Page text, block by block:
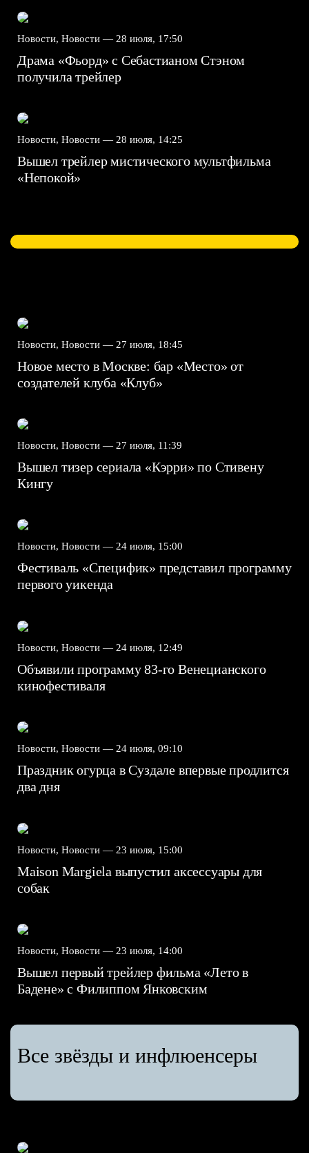
Новости, Новости — 28 июля, 17:50
Драма «Фьорд» с Себастианом Стэном
получила трейлер
Новости, Новости — 28 июля, 14:25
Вышел трейлер мистического мультфильма
«Непокой»
Новости, Новости — 27 июля, 18:45
Новое место в Москве: бар «Место» от
создателей клуба «Клуб»
Новости, Новости — 27 июля, 11:39
Вышел тизер сериала «Кэрри» по Стивену
Кингу
Новости, Новости — 24 июля, 15:00
Фестиваль «Специфик» представил программу
первого уикенда
Новости, Новости — 24 июля, 12:49
Объявили программу 83-го Венецианского
кинофестиваля
Новости, Новости — 24 июля, 09:10
Праздник огурца в Суздале впервые продлится
два дня
Новости, Новости — 23 июля, 15:00
Maison Margiela выпустил аксессуары для
собак
Новости, Новости — 23 июля, 14:00
Вышел первый трейлер фильма «Лето в
Бадене» с Филиппом Янковским
Все звёзды и инфлюенсеры